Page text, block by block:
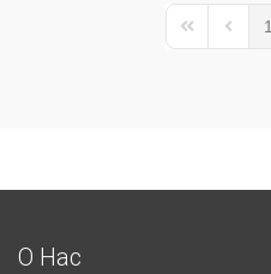
First Page
1
О Нас